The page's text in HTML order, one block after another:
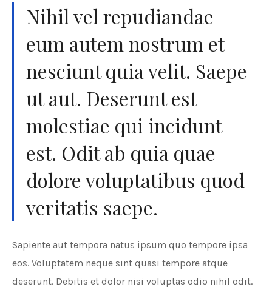
Nihil vel repudiandae
eum autem nostrum et
nesciunt quia velit. Saepe
ut aut. Deserunt est
molestiae qui incidunt
est. Odit ab quia quae
dolore voluptatibus quod
veritatis saepe.
Sapiente aut tempora natus ipsum quo tempore ipsa
eos. Voluptatem neque sint quasi tempore atque
deserunt. Debitis et dolor nisi voluptas odio nihil odit.